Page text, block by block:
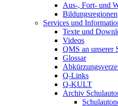
Aus-, Fort- und
Bildungsregionen
Services und
Texte und
Videos
QMS an unserer
Glossar
Q-Links
Q-KULT
Archiv